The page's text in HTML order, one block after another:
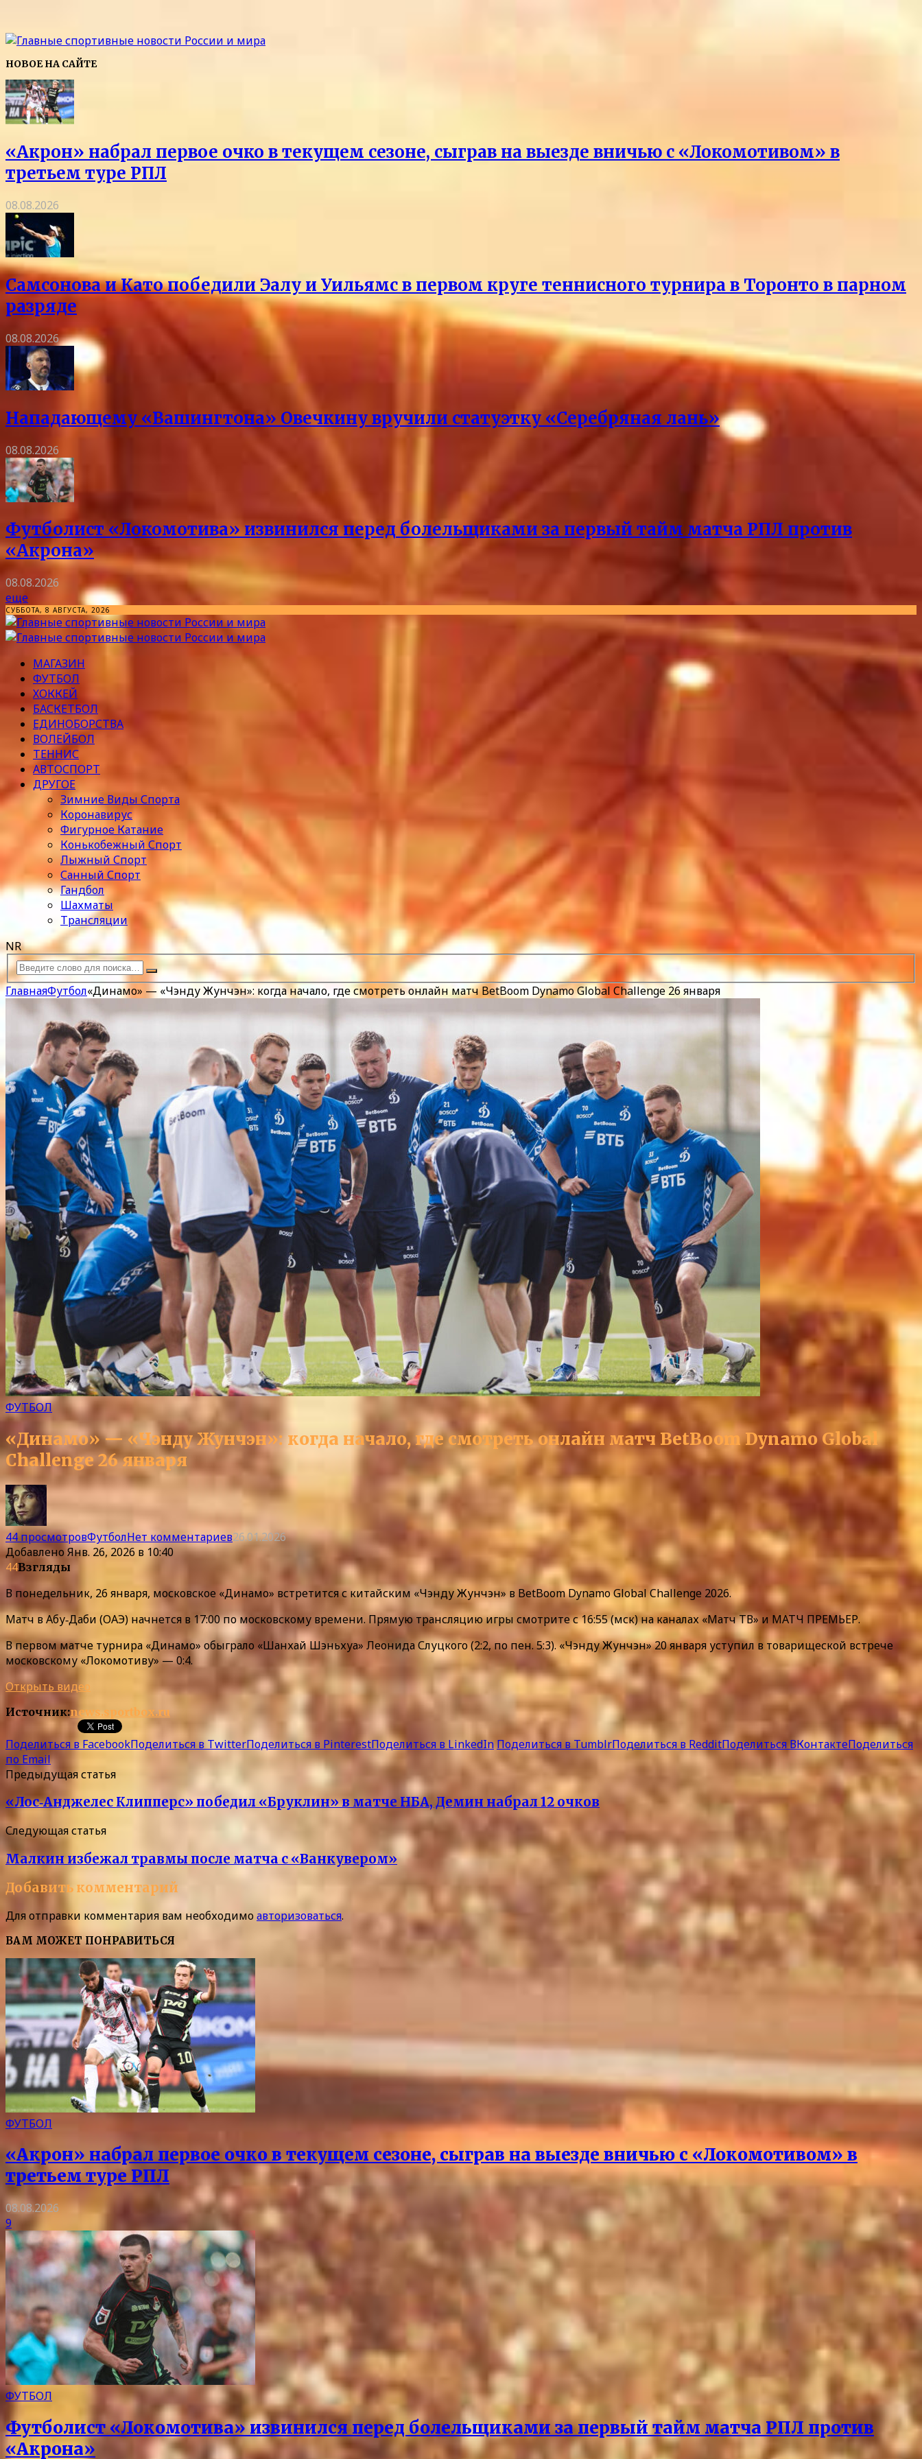
НОВОЕ НА САЙТЕ
«Акрон» набрал первое очко в текущем сезоне, сыграв на выезде вничью с «Локомотивом» в
третьем туре РПЛ
08.08.2026
Самсонова и Като победили Эалу и Уильямс в первом круге теннисного турнира в Торонто в парном
разряде
08.08.2026
Нападающему «Вашингтона» Овечкину вручили статуэтку «Серебряная лань»
08.08.2026
Футболист «Локомотива» извинился перед болельщиками за первый тайм матча РПЛ против
«Акрона»
08.08.2026
еще
СУББОТА, 8 АВГУСТА, 2026
МАГАЗИН
ФУТБОЛ
ХОККЕЙ
БАСКЕТБОЛ
ЕДИНОБОРСТВА
ВОЛЕЙБОЛ
ТЕННИС
АВТОСПОРТ
ДРУГОЕ
Зимние Виды Спорта
Коронавирус
Фигурное Катание
Конькобежный Спорт
Лыжный Спорт
Санный Спорт
Гандбол
Шахматы
Трансляции
NR
ГлавнаяФутбол«Динамо» — «Чэнду Жунчэн»: когда начало, где смотреть онлайн матч BetBoom Dynamo Global Challenge 26 января
ФУТБОЛ
«Динамо» — «Чэнду Жунчэн»: когда начало, где смотреть онлайн матч BetBoom Dynamo Global
Challenge 26 января
44 просмотровФутболНет комментариев26.01.2026
ДобавленоЯнв. 26, 2026 в 10:40
44Взгляды
В понедельник, 26 января, московское «Динамо» встретится с китайским «Чэнду Жунчэн» в BetBoom Dynamo Global Challenge 2026.
Матч в Абу‑Даби (ОАЭ) начнется в 17:00 по московскому времени. Прямую трансляцию игры смотрите с 16:55 (мск) на каналах «Матч ТВ» и МАТЧ ПРЕМЬЕР.
В первом матче турнира «Динамо» обыграло «Шанхай Шэньхуа» Леонида Слуцкого (2:2, по пен. 5:3). «Чэнду Жунчэн» 20 января уступил в товарищеской встрече
московскому «Локомотиву» — 0:4.
Открыть видео
Источник:news.sportbox.ru
Поделиться в FacebookПоделиться в TwitterПоделиться в PinterestПоделиться в LinkedIn Поделиться в TumblrПоделиться в RedditПоделиться ВКонтактеПоделиться
по Email
Предыдущая статья
«Лос‑Анджелес Клипперс» победил «Бруклин» в матче НБА, Демин набрал 12 очков
Следующая статья
Малкин избежал травмы после матча с «Ванкувером»
Добавить комментарий
Для отправки комментария вам необходимоавторизоваться.
ВАМ МОЖЕТ ПОНРАВИТЬСЯ
ФУТБОЛ
«Акрон» набрал первое очко в текущем сезоне, сыграв на выезде вничью с «Локомотивом» в
третьем туре РПЛ
08.08.2026
9
ФУТБОЛ
Футболист «Локомотива» извинился перед болельщиками за первый тайм матча РПЛ против
«Акрона»